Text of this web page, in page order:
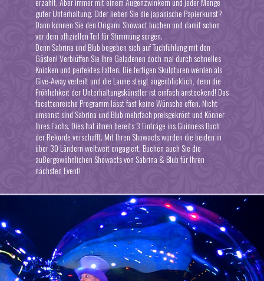
guter Unterhaltung. Oder lieben Sie die japanische Papierkunst?
Dann können Sie den Origami Showact buchen und damit schon
vor dem offiziellen Teil für Stimmung sorgen.
Denn Sabrina und Blub begeben sich auf Tuchfühlung mit den
Gästen! Verblüffen Sie Ihre Geladenen doch mal durch schnelles
Knicken und perfektes Falten. Die fertigen Skulpturen werden als
Give-Away verteilt und die Laune steigt augenblicklich, denn die
Fröhlichkeit der Unterhaltungskünstler ist einfach ansteckend! Das
facettenreiche Programm lässt fast keine Wünsche offen. Nicht
umsonst sind Sabrina und Blub mehrfach preisgekrönt und Könner
Ihres Fachs. Dies hat ihnen bereits 3 Einträge ins Guinness Buch
der Rekorde verschafft. Mit Ihren Showacts wurden die beiden in
über 30 Ländern weltweit engagiert. Buchen auch Sie die
außergewöhnlichen Showactsvon Sabrina & Blub für Ihren
nächsten Event!